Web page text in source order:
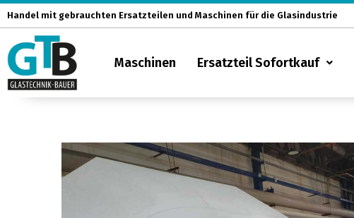
Zum
Inhalt
springen
Handel mit gebrauchten Ersatzteilen und Maschinen für die Glasindustrie
Maschinen Ersatzteil Sofortkauf